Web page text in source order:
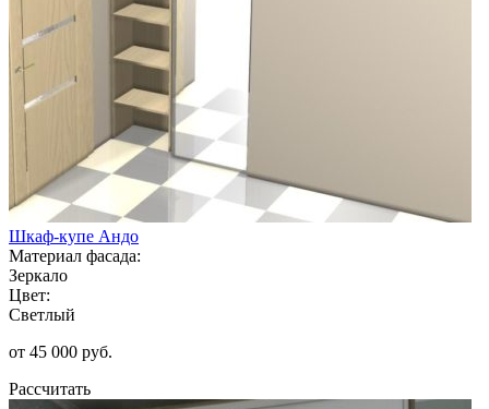
Шкаф-купе Андо
Материал фасада:
Зеркало
Цвет:
Светлый
от 45 000 руб.
Рассчитать